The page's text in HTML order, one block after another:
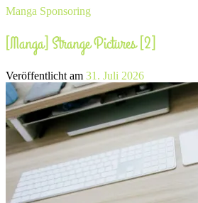
[Comic] Justice League Sonderband [3]
Manga Sponsoring
[Manga] Strange Pictures [2]
Veröffentlicht am 31. Juli 2026